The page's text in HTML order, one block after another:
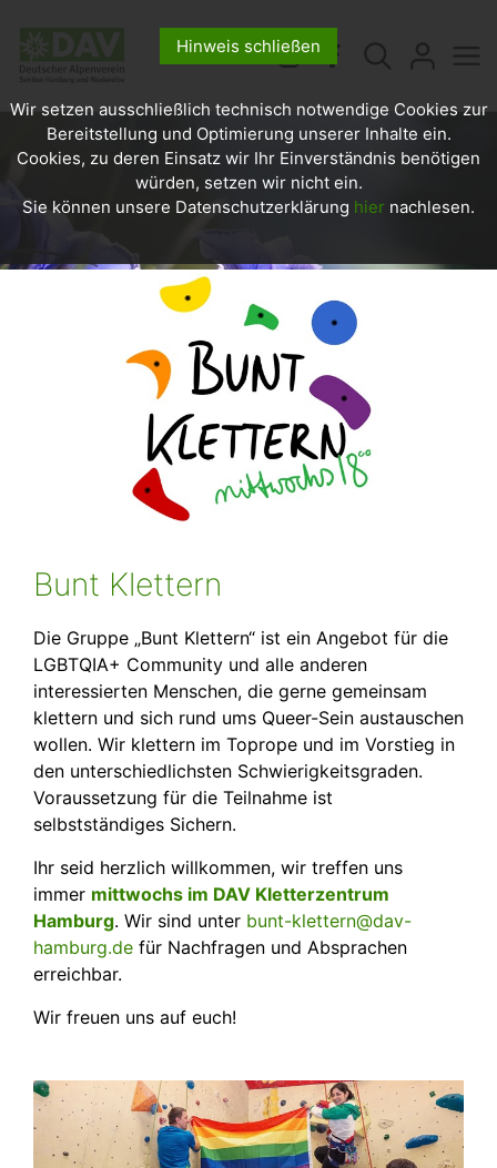
Bunt Klettern
Die Gruppe „Bunt Klettern“ ist ein Angebot für die
LGBTQIA+ Community und alle anderen
interessierten Menschen, die gerne gemeinsam
klettern und sich rund ums Queer-Sein austauschen
wollen. Wir klettern im Toprope und im Vorstieg in
den unterschiedlichsten Schwierigkeitsgraden.
Voraussetzung für die Teilnahme ist
selbstständiges Sichern.
Ihr seid herzlich willkommen, wir treffen uns
immer mittwochs im DAV Kletterzentrum
Hamburg. Wir sind unter bunt-klettern@dav-
hamburg.de für Nachfragen und Absprachen
erreichbar.
Wir freuen uns auf euch!
Hinweis schließen
Wir setzen ausschließlich technisch notwendige Cookies zur
Bereitstellung und Optimierung unserer Inhalte ein.
Cookies, zu deren Einsatz wir Ihr Einverständnis benötigen
würden, setzen wir nicht ein.
Sie können unsere Datenschutzerklärung hier nachlesen.